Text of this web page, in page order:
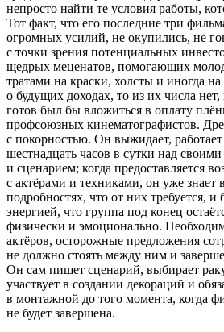
непросто найти те условия работы,
Тот факт, что его последние три
огромных усилий, не окупились, не
с точки зрения потенциальных
щедрых меценатов, помогающих
тратами на краски, холсты и иногда
о будущих доходах, то из их числа
готов был бы вложиться в оплату
профсоюзных кинематографистов.
с покорностью. Он выжидает,
шестнадцать часов в сутки над
и сценарием; когда предоставляется
с актёрами и техниками, он уже знает
подробностях, что от них требуется, и
энергией, что группа под конец
физически и эмоционально.
актёров, осторожные предложения
не должно стоять между ним и
Он сам пишет сценарий, выбирает
участвует в создании декораций и
в монтажной до того момента, когда
не будет завершена.